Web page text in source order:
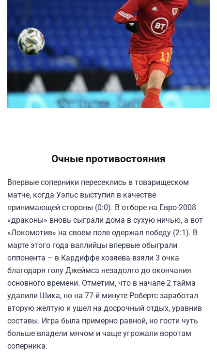
Очные противостояния
Впервые соперники пересеклись в товарищеском
матче, когда Уэльс выступил в качестве
принимающей стороны (0:0). В отборе на Евро-2008
«драконы» вновь сыграли дома в сухую ничью, а вот
«Локомотив» на своем поле одержал победу (2:1). В
марте этого года валлийцы впервые обыграли
оппонента – в Кардиффе хозяева взяли 3 очка
благодаря голу Джеймса незадолго до окончания
основного времени. Отметим, что в начале 2 тайма
удалили Шика, но на 77-й минуте Робертс заработал
вторую желтую и ушел на досрочный отдых, уравнив
составы. Игра была примерно равной, но гости чуть
больше владели мячом и чаще угрожали воротам
соперника.